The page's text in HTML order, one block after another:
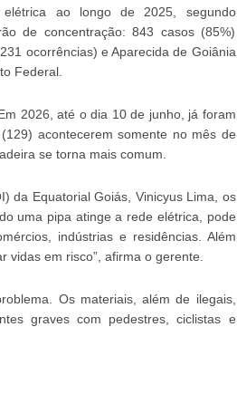
ao longo de 2025, segundo
de concentração: 843 casos (85%)
ocorrências) e Aparecida de Goiânia
Federal.
2026, até o dia 10 de junho, já foram
acontecerem somente no mês de
se torna mais comum.
da Equatorial Goiás, Vinicyus Lima, os
uma pipa atinge a rede elétrica, pode
indústrias e residências. Além
em risco”, afirma o gerente.
Os materiais, além de ilegais,
graves com pedestres, ciclistas e